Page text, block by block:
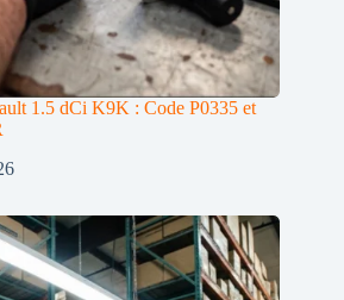
1.5 dCi K9K : Code P0335 et